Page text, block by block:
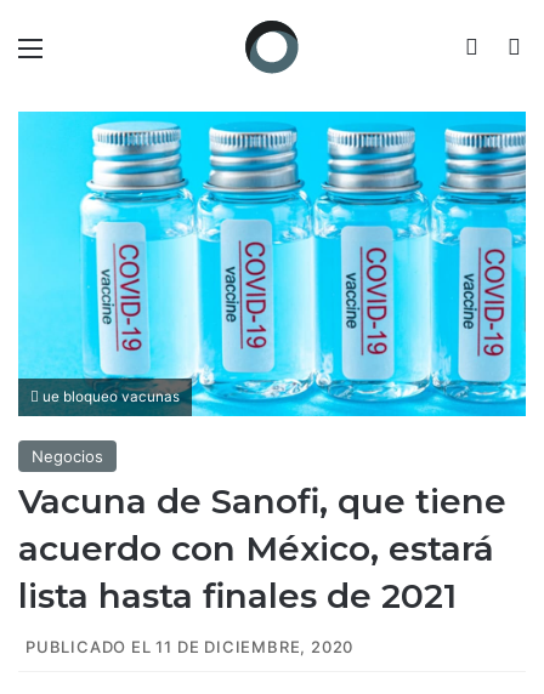
ue bloqueo vacunas
Negocios
Vacuna de Sanofi, que tiene
acuerdo con México, estará
lista hasta finales de 2021
PUBLICADO EL 11 DE DICIEMBRE, 2020